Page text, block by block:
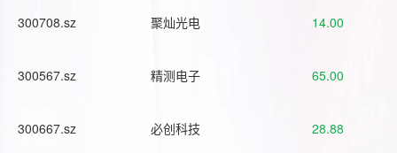
300708.sz 聚灿光电 14.00
300567.sz 精测电子 65.00
300667.sz 必创科技 28.88